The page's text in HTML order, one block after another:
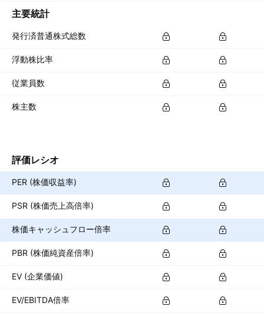
主要統計
発行済普通株式総数
浮動株比率
従業員数
株主数
評価レシオ
PER (株価収益率)
PSR (株価売上高倍率)
株価キャッシュフロー倍率
PBR (株価純資産倍率)
EV (企業価値)
EV/EBITDA倍率